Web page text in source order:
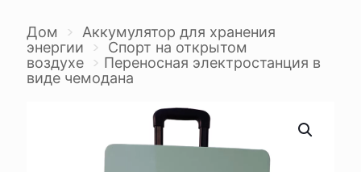
Дом > Аккумулятор для хранения
энергии > Спорт на открытом
воздухе > Переносная электростанция в
виде чемодана